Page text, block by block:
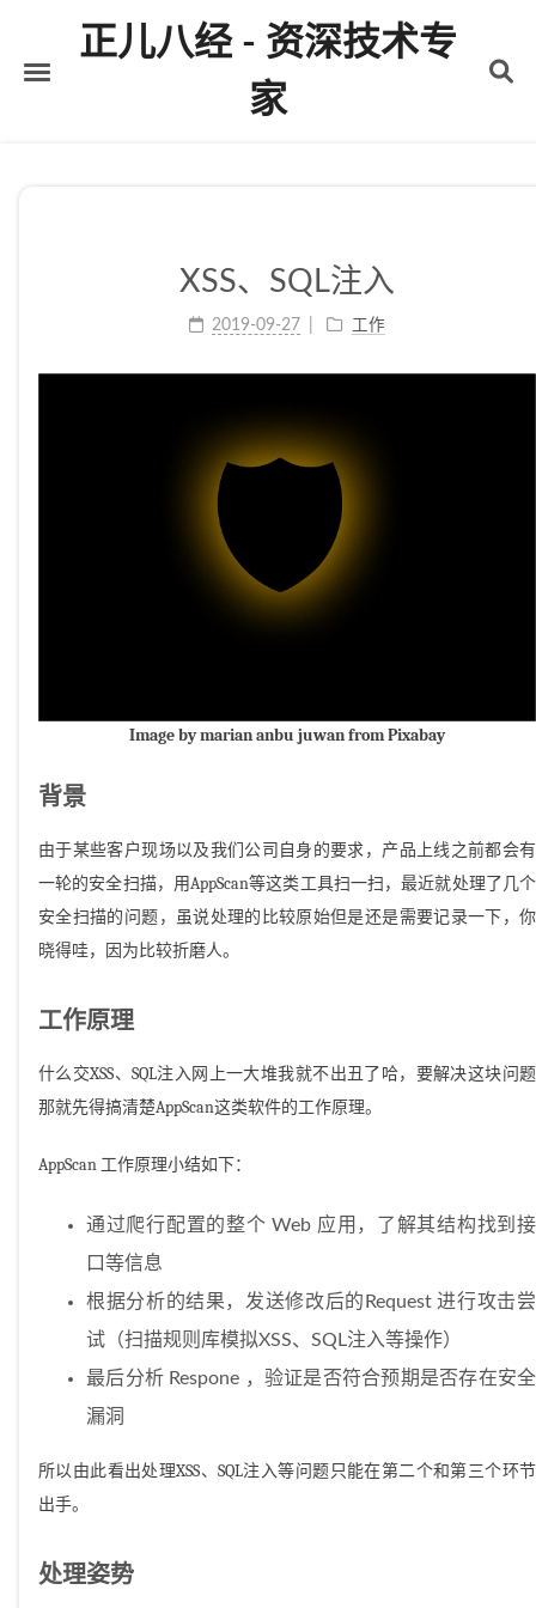
正儿八经 - 资深技术专
家
XSS、SQL注入
2019-09-27 工作
Image by marian anbu juwan from Pixabay
背景
由于某些客户现场以及我们公司自身的要求，产品上线之前都会有
一轮的安全扫描，用AppScan等这类工具扫一扫，最近就处理了几个
安全扫描的问题，虽说处理的比较原始但是还是需要记录一下，你
晓得哇，因为比较折磨人。
工作原理
什么交XSS、SQL注入网上一大堆我就不出丑了哈，要解决这块问题
那就先得搞清楚AppScan这类软件的工作原理。
AppScan 工作原理小结如下：
通过爬行配置的整个 Web 应用，了解其结构找到接
口等信息
根据分析的结果，发送修改后的Request 进行攻击尝
试（扫描规则库模拟XSS、SQL注入等操作）
最后分析 Respone ，验证是否符合预期是否存在安全
漏洞
所以由此看出处理XSS、SQL注入等问题只能在第二个和第三个环节
出手。
处理姿势